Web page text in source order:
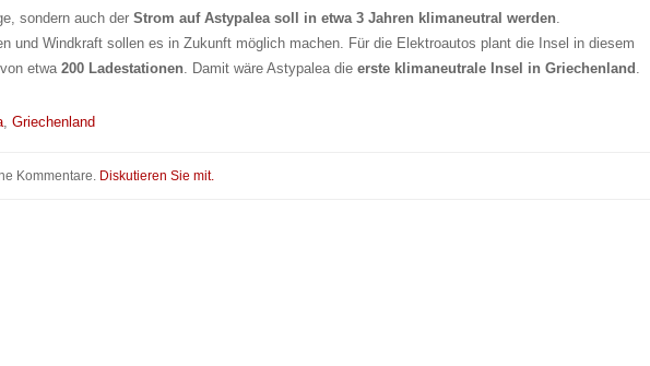
sondern auch der Strom auf Astypalea soll in etwa 3 Jahren klimaneutral werden.
und Windkraft sollen es in Zukunft möglich machen. Für die Elektroautos plant die Insel in diesem
etwa 200 Ladestationen. Damit wäre Astypalea die erste klimaneutrale Insel in Griechenland .
, Griechenland
Kommentare. Diskutieren Sie mit.